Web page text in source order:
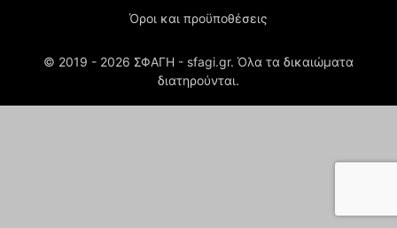
Όροι και προϋποθέσεις
© 2019 - 2026 ΣΦΑΓΗ - sfagi.gr. Όλα τα δικαιώματα
διατηρούνται.